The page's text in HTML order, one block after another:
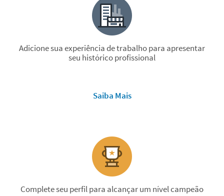
Adicione sua experiência de trabalho para apresentar
seu histórico profissional
Saiba Mais
Complete seu perfil para alcançar um nível campeão